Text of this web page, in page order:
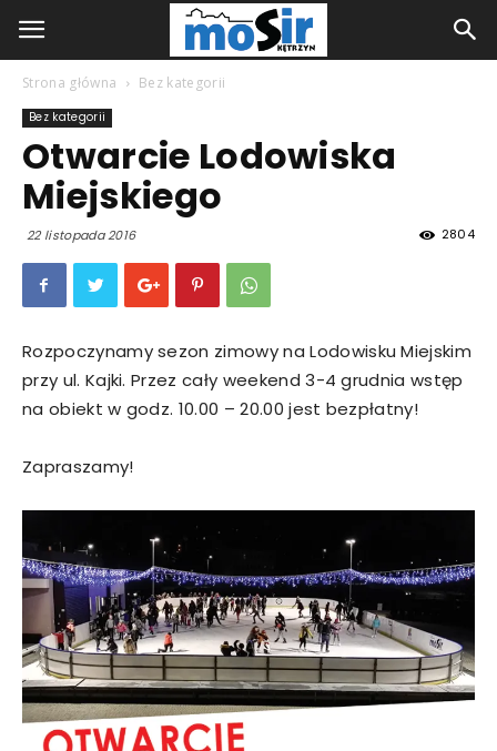
Strona główna Bez kategorii
Bez kategorii
Otwarcie Lodowiska
Miejskiego
22 listopada 2016 2804
Rozpoczynamy sezon zimowy na Lodowisku Miejskim
przy ul. Kajki. Przez cały weekend 3-4 grudnia wstęp
na obiekt w godz. 10.00 – 20.00 jest bezpłatny!
Zapraszamy!